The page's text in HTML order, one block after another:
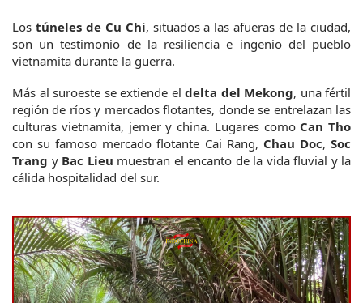
Los túneles de Cu Chi, situados a las afueras de la ciudad,
son un testimonio de la resiliencia e ingenio del pueblo
vietnamita durante la guerra.
Más al suroeste se extiende el delta del Mekong, una fértil
región de ríos y mercados flotantes, donde se entrelazan las
culturas vietnamita, jemer y china. Lugares como Can Tho
con su famoso mercado flotante Cai Rang, Chau Doc, Soc
Trang y Bac Lieu muestran el encanto de la vida fluvial y la
cálida hospitalidad del sur.